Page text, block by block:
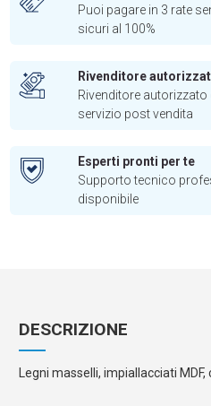
Puoi pagare in 3 rate
sicuri al 100%
Rivenditore
Rivenditore
servizio post vendita
Esperti pronti per te
Supporto tecnico
disponibile
DESCRIZIONE
Legni masselli, impiallacciati